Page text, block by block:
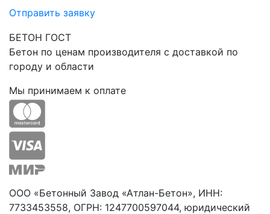
Отправить заявку
БЕТОН ГОСТ
Бетон по ценам производителя с доставкой по
городу и области
Мы принимаем к оплате
ООО «Бетонный Завод «Атлан-Бетон», ИНН:
7733453558, ОГРН: 1247700597044, юридический